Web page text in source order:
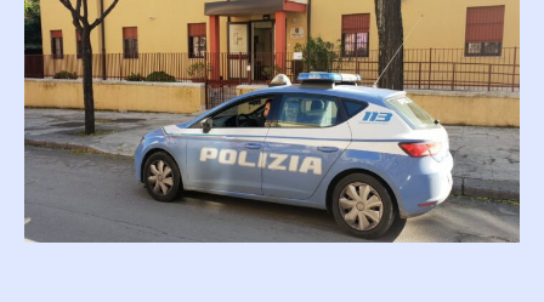
autori
di
una
rapina
alle
Poste